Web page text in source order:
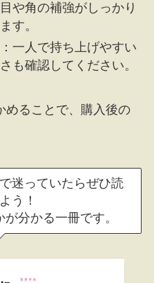
や角の補強がしっかり
す。
一人で持ち上げやすい
も確認してください。
めることで、購入後の
迷っていたらぜひ読
う！
分かる一冊です。